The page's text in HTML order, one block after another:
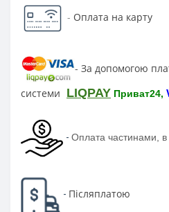
- Оплата на карту
- За допомогою
системи LIQPAY Приват24,
- Оплата частинами, в
- Післяплатою